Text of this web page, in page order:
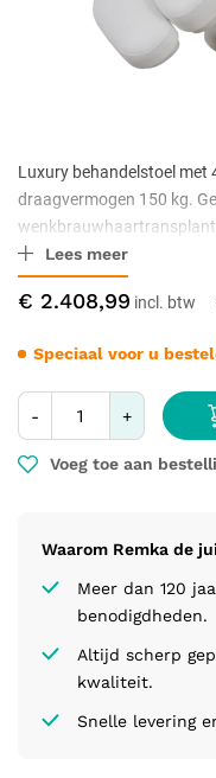
€ 2.408,99
- +
Voeg toe aan
Waarom Remka de
Meer dan 120
benodigdheden.
Altijd scherp
kwaliteit.
Snelle levering
Speciaal voor u
Luxury behandelstoel met
draagvermogen 150 kg.
en voetschakelaar voor
CE-gecertificeerd medisch
Lees meer